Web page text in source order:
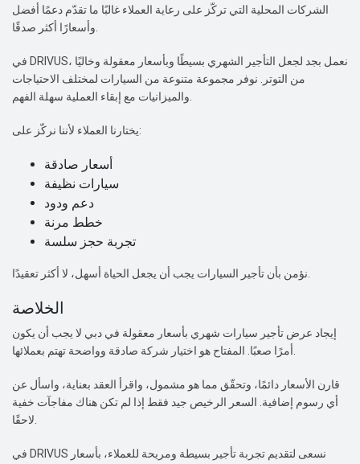
الشركات المحلية التي تركّز على رعاية العملاء غالبًا ما تقدّم دعمًا أفضل
وأسعارًا أكثر صدقًا.
في DRIVUS، نعمل بجد لجعل التأجير الشهري بسيطًا وبأسعار معقولة وخاليًا
من التوتر. نوفر مجموعة متنوعة من السيارات لمختلف الاحتياجات
والميزانيات مع إبقاء العملية سهلة الفهم.
يختارنا العملاء لأننا نركّز على:
أسعار صادقة
سيارات نظيفة
دعم ودود
خطط مرنة
تجربة حجز سلسة
نؤمن بأن تأجير السيارات يجب أن يجعل الحياة أسهل، لا أكثر تعقيدًا.
الخلاصة
إيجاد عرض تأجير سيارات شهري بأسعار معقولة في دبي لا يجب أن يكون
أمرًا صعبًا. المفتاح هو اختيار شركة صادقة وواضحة تهتم بعملائها.
قارن الأسعار دائمًا، وتحقّق مما هو مشمول، واقرأ العقد بعناية، واسأل عن
أي رسوم إضافية. السعر الرخيص جيد فقط إذا لم تكن هناك مفاجآت خفية
لاحقًا.
في DRIVUS نسعى لتقديم تجربة تأجير بسيطة ومريحة للعملاء، بأسعار